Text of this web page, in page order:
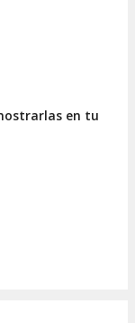
en tu